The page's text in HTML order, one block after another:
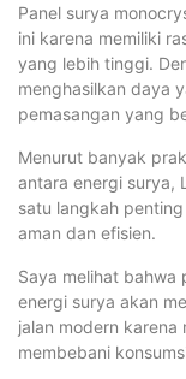
Panel surya
ini karena memiliki
yang lebih tinggi.
menghasilkan daya
pemasangan yang
Menurut banyak
antara energi surya,
satu langkah
aman dan efisien.
Saya melihat bahwa
energi surya akan
jalan modern
membebani